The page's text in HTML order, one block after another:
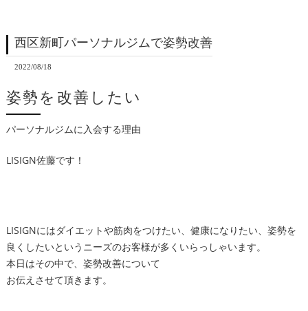
西区新町パーソナルジムで姿勢改善
2022/08/18
パーソナルジムに入会する理由
姿勢を改善したい
LISIGN佐藤です！
LISIGNにはダイエットや筋肉をつけたい、健康になりたい、姿勢を
良くしたいというニーズのお客様が多くいらっしゃいます。
本日はその中で、姿勢改善について
お伝えさせて頂きます。